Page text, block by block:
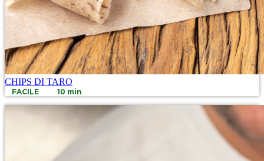
CHIPS DI TARO
FACILE 10 min